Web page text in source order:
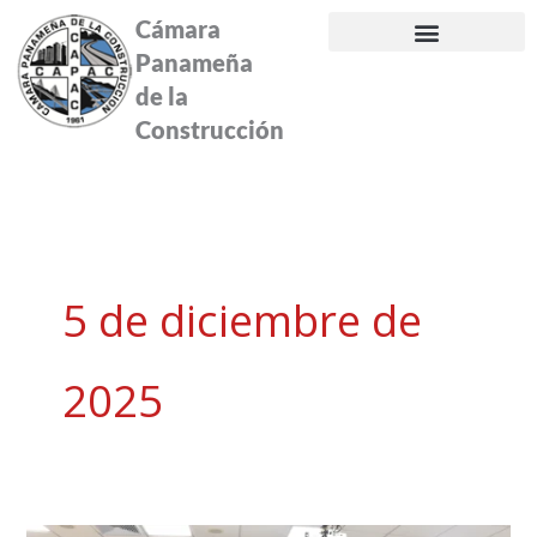
contenido
Cámara
Panameña
de la
Construcción
5 de diciembre de
2025